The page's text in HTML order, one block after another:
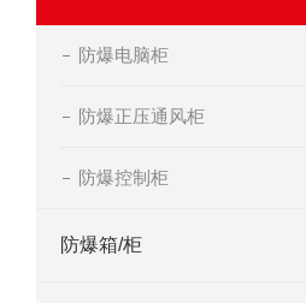
防爆电脑柜
防爆正压通风柜
防爆控制柜
防爆箱/柜